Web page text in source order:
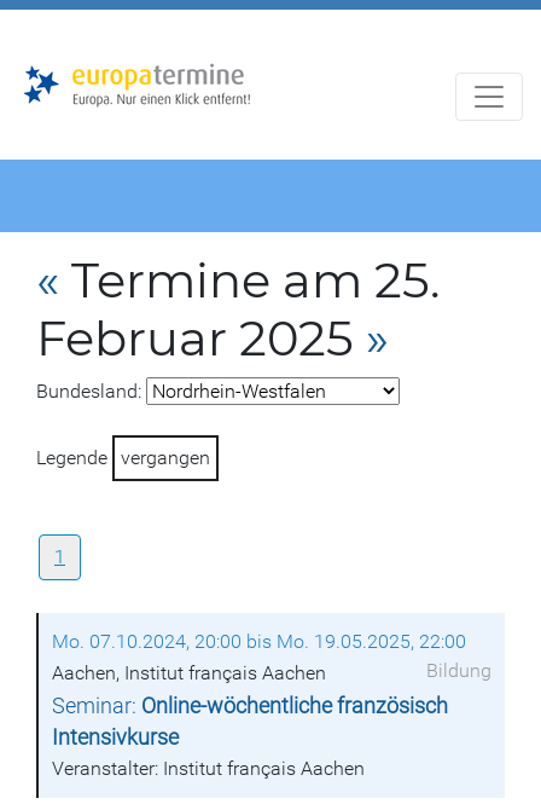
« Termine am 25.
Februar 2025 »
Bundesland:
Legende vergangen
1
Mo. 07.10.2024, 20:00 bis Mo. 19.05.2025, 22:00
Bildung
Aachen, Institut français Aachen
Seminar: Online-wöchentliche französisch
Intensivkurse
Veranstalter: Institut français Aachen